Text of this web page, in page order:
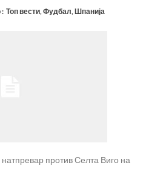
: Топ вести,Фудбал,Шпанија
против Селта Виго на